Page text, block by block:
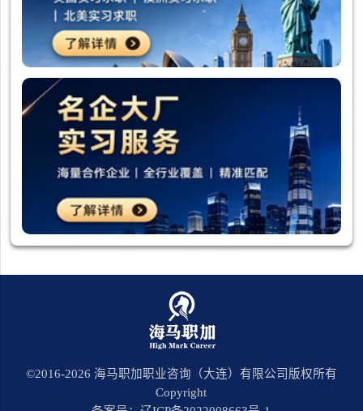
©2016-2026 海马职加职业咨询（大连）有限公司版权所有
Copyright